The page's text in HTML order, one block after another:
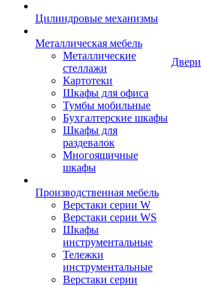
Цилиндровые механизмы
Металлическая мебель
Металлические
стеллажи
Картотеки
Шкафы для офиса
Тумбы мобильные
Бухгалтерские шкафы
Шкафы для
раздевалок
Многоящичные
шкафы
Производственная мебель
Верстаки серии W
Верстаки серии WS
Шкафы
инструментальные
Тележки
инструментальные
Верстаки серии
Двери